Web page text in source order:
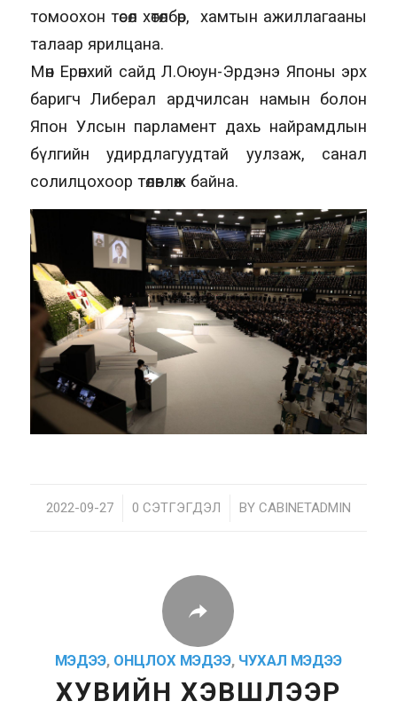
томоохон төсөл хөтөлбөр, хамтын ажиллагааны
талаар ярилцана.
Мөн Ерөнхий сайд Л.Оюун-Эрдэнэ Японы эрх
баригч Либерал ардчилсан намын болон
Япон Улсын парламент дахь найрамдлын
бүлгийн удирдлагуудтай уулзаж, санал
солилцохоор төлөвлөж байна.
2022-09-27
/ 0 СЭТГЭГДЭЛ
/ BY CABINETADMIN
МЭДЭЭ, ОНЦЛОХ МЭДЭЭ, ЧУХАЛ МЭДЭЭ
ХУВИЙН ХЭВШЛЭЭР